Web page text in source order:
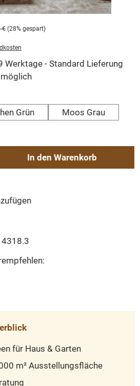
€ (28% gespart)
Werktage - Standard Lieferung
Grün
Moos Grau
Wert ein oder benutze die Schaltflächen
In den Warenkorb
für Haus & Garten
m² Ausstellungsfläche